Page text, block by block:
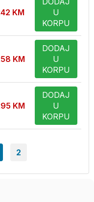
KM
U
KORPU
KM
DODAJ
U
KORPU
KM
DODAJ
U
KORPU
2